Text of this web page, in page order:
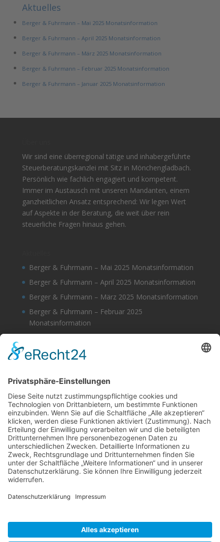
Aktuelles
Berger & Fuhrmann – Mai 2025 Monatsinformation
Berger & Fuhrmann – April 2025 Monatsinformation
Berger & Fuhrmann – März 2025 Monatsinformation
Berger & Fuhrmann – Februar 2025 Monatsinformation
Berger & Fuhrmann – Januar 2025 Monatsinformation
Wir sind eine überregional tätige und inhabergeführte
Steuerberatungskanzlei mit Sitz in Mönchengladbach.
Persönlich wie fachlich engagiert und kompetent.
Immer im Austausch mit unseren Mandanten, einem
ganzheitlichen Ansatz entsprechend: Wir legen Wert
auf Aspekte in der Beratung, die weit über rein
steuerliche Fragen hinaus gehen.
Berger & Fuhrmann – Mai 2025 Monatsinformation
Berger & Fuhrmann – April 2025 Monatsinformation
Berger & Fuhrmann – März 2025 Monatsinformation
Berger & Fuhrmann – Februar 2025
Monatsinformation
Monatsinformation
Suche
Datenschutz
Cookie-Einstellungen
Sonstige
Kontakt
Facebook
Anfahrt & Lageplan